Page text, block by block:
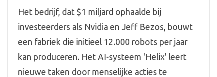
Het bedrijf, dat $1 miljard ophaalde bij
investeerders als Nvidia en Jeff Bezos, bouwt
een fabriek die initieel 12.000 robots per jaar
kan produceren. Het AI-systeem 'Helix' leert
nieuwe taken door menselijke acties te